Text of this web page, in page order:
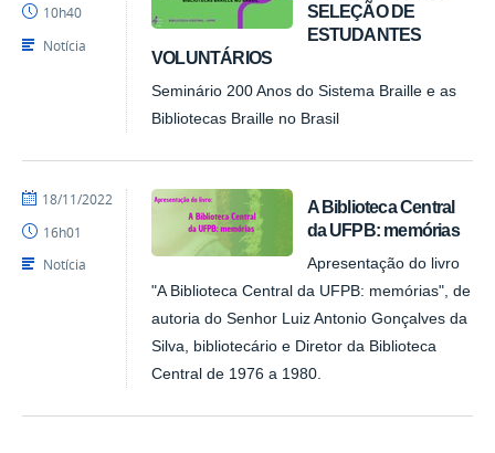
SELEÇÃO DE
ESTUDANTES
VOLUNTÁRIOS
Seminário 200 Anos do Sistema Braille e as
Bibliotecas Braille no Brasil
10h40
Notícia
A Biblioteca Central
da UFPB: memórias
Apresentação do livro
"A Biblioteca Central da UFPB: memórias", de
autoria do Senhor Luiz Antonio Gonçalves da
Silva, bibliotecário e Diretor da Biblioteca
Central de 1976 a 1980.
por
publicado
18/11/2022
16h01
Notícia